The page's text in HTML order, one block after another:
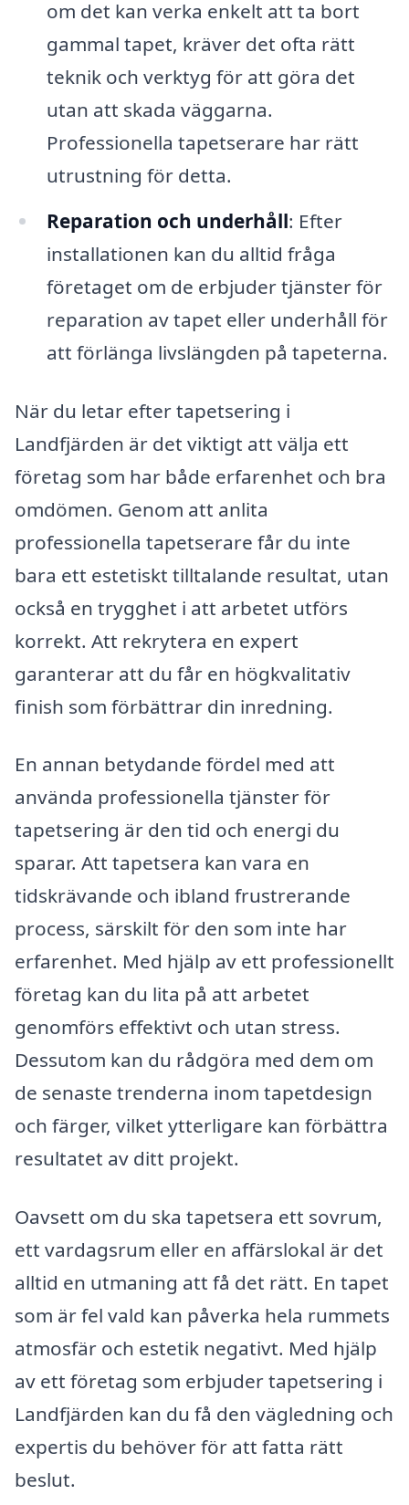
om det kan verka enkelt att ta bort
gammal tapet, kräver det ofta rätt
teknik och verktyg för att göra det
utan att skada väggarna.
Professionella tapetserare har rätt
utrustning för detta.
Reparation och underhåll: Efter
installationen kan du alltid fråga
företaget om de erbjuder tjänster för
reparation av tapet eller underhåll för
att förlänga livslängden på tapeterna.
När du letar efter tapetsering i
Landfjärden är det viktigt att välja ett
företag som har både erfarenhet och bra
omdömen. Genom att anlita
professionella tapetserare får du inte
bara ett estetiskt tilltalande resultat, utan
också en trygghet i att arbetet utförs
korrekt. Att rekrytera en expert
garanterar att du får en högkvalitativ
finish som förbättrar din inredning.
En annan betydande fördel med att
använda professionella tjänster för
tapetsering är den tid och energi du
sparar. Att tapetsera kan vara en
tidskrävande och ibland frustrerande
process, särskilt för den som inte har
erfarenhet. Med hjälp av ett professionellt
företag kan du lita på att arbetet
genomförs effektivt och utan stress.
Dessutom kan du rådgöra med dem om
de senaste trenderna inom tapetdesign
och färger, vilket ytterligare kan förbättra
resultatet av ditt projekt.
Oavsett om du ska tapetsera ett sovrum,
ett vardagsrum eller en affärslokal är det
alltid en utmaning att få det rätt. En tapet
som är fel vald kan påverka hela rummets
atmosfär och estetik negativt. Med hjälp
av ett företag som erbjuder tapetsering i
Landfjärden kan du få den vägledning och
expertis du behöver för att fatta rätt
beslut.